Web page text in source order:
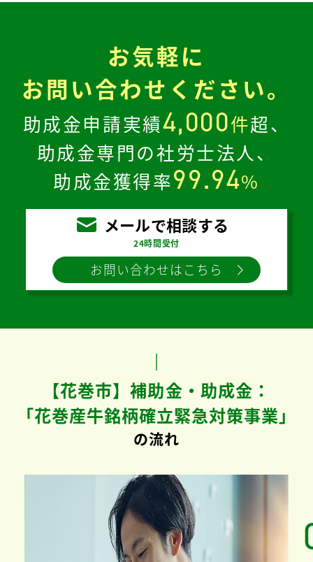
お気軽に
お問い合わせください。
助成金申請実績4,000件超、
助成金専門の社労士法人、
助成金獲得率99.94%
メールで相談する
24時間受付
お問い合わせはこちら
【花巻市】補助金・助成金：
「花巻産牛銘柄確立緊急対策事業」
の流れ